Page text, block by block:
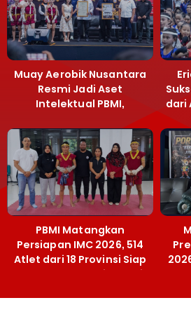
Muay Aerobik Nusantara
Resmi Jadi Aset
Intelektual PBMI,
Terobosan Bangun
Grassroots
dari
PBMI Matangkan
Persiapan IMC 2026, 514
Atlet dari 18 Provinsi Siap
Berlaga Besok di Bekasi